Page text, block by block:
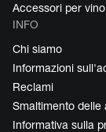
Accessori per vino
INFO
Chi siamo
Informazioni
Reclami
Smaltimento
Informativa sulla